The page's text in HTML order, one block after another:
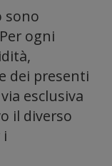
sono
ogni
dei presenti
esclusiva
il diverso
i